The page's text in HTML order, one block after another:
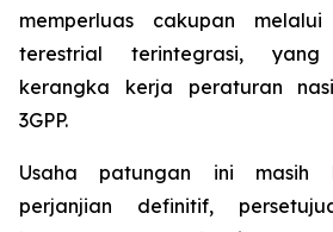
memperluas cakupan
terestrial terintegrasi,
kerangka kerja peraturan
3GPP.
Usaha patungan ini masih
perjanjian definitif,